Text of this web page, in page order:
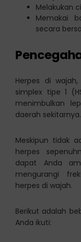
Melakukan
Memakai
secara
Herpes di
simplex tipe 1
menimbulkan
daerah sekitarnya.
Meskipun tidak
herpes
dapat Anda
mengurangi
herpes di wajah.
Berikut adalah
Anda ikuti: